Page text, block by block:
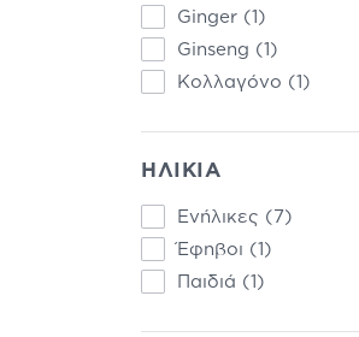
Ginger (1)
Ginseng (1)
Κολλαγόνο (1)
ΗΛΙΚΙΑ
Ενήλικες (7)
Έφηβοι (1)
Παιδιά (1)